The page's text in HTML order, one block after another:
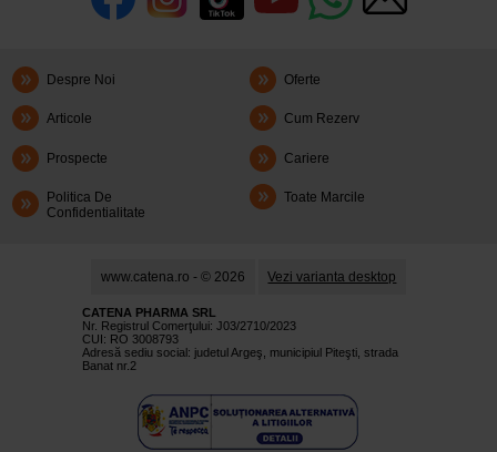
Despre Noi Oferte
Articole Cum Rezerv
Prospecte Cariere
Politica De
Confidentialitate
Toate Marcile
www.catena.ro - © 2026 Vezi varianta desktop
CATENA PHARMA SRL
Nr. Registrul Comerţului: J03/2710/2023
CUI: RO 3008793
Adresă sediu social: judetul Argeş, municipiul Piteşti, strada
Banat nr.2